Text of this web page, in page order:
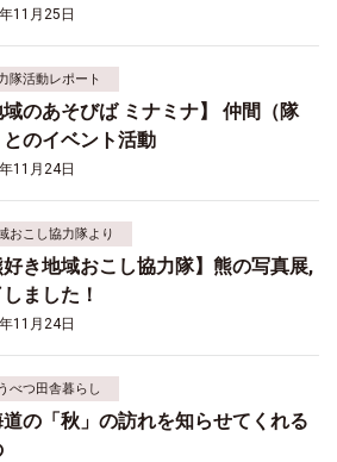
11月25日
隊活動レポート
域のあそびば ミナミナ】 仲間（隊
とのイベント活動
11月24日
おこし協力隊より
好き地域おこし協力隊】熊の写真展,
ました！
11月24日
べつ田舎暮らし
の「秋」の訪れを知らせてくれる